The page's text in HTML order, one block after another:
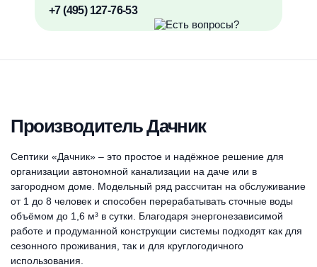
+7 (495) 127-76-53
Производитель Дачник
Септики «Дачник» – это простое и надёжное решение для
организации автономной канализации на даче или в
загородном доме. Модельный ряд рассчитан на обслуживание
от 1 до 8 человек и способен перерабатывать сточные воды
объёмом до 1,6 м³ в сутки. Благодаря энергонезависимой
работе и продуманной конструкции системы подходят как для
сезонного проживания, так и для круглогодичного
использования.